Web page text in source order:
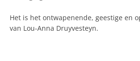
Het is het ontwapenende, geestige en
van Lou-Anna Druyvesteyn.